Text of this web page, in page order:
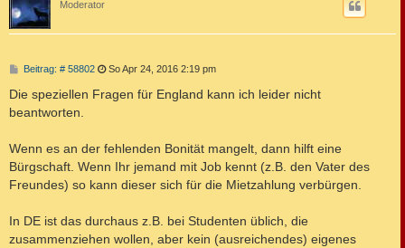
Moderator
Beitrag: # 58802B
i
So Apr 24, 2016 2:19 pm
Die speziellen Fragen für England kann ich leider nicht
beantworten.
Wenn es an der fehlenden Bonität mangelt, dann hilft eine
Bürgschaft. Wenn Ihr jemand mit Job kennt (z.B. den Vater des
Freundes) so kann dieser sich für die Mietzahlung verbürgen.
In DE ist das durchaus z.B. bei Studenten üblich, die
zusammenziehen wollen, aber kein (ausreichendes) eigenes